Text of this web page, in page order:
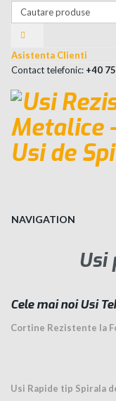
Asistenta Clienti
Contact telefonic: +40
NAVIGATION
Usi
Cele mai noi Usi
Cortine Rezistente la
Usi Rapide tip Spirala